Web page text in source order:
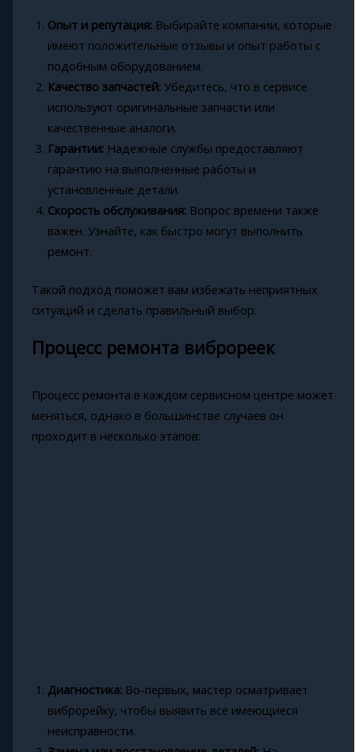
Опыт и репутация:Выбирайте компании, которые
имеют положительные отзывы и опыт работы с
подобным оборудованием.
Качество запчастей:Убедитесь, что в сервисе
используют оригинальные запчасти или
качественные аналоги.
Гарантии:Надежные службы предоставляют
гарантию на выполненные работы и
установленные детали.
Скорость обслуживания:Вопрос времени также
важен. Узнайте, как быстро могут выполнить
ремонт.
Такой подход поможет вам избежать неприятных
ситуаций и сделать правильный выбор.
Процесс ремонта виброреек
Процесс ремонта в каждом сервисном центре может
меняться, однако в большинстве случаев он
проходит в несколько этапов:
Диагностика:Во-первых, мастер осматривает
виброрейку, чтобы выявить все имеющиеся
неисправности.